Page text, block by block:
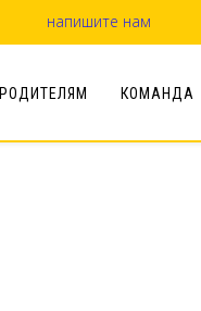
напишите нам
РОДИТЕЛЯМ КОМАНДА